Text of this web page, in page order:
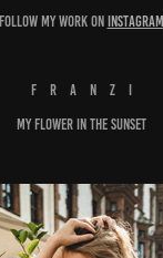
follow my work on instagram
F R A N Z I
My Flower in the Sunset